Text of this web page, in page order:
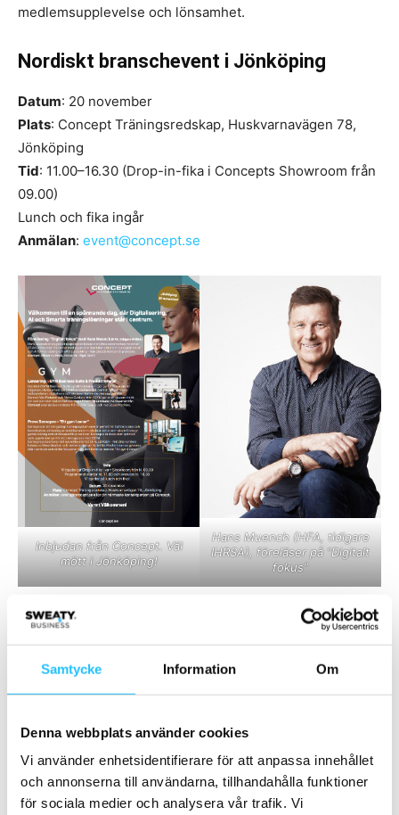
Samtycke Information Om
Denna webbplats använder cookies
Vi använder enhetsidentifierare för att anpassa innehållet
och annonserna till användarna, tillhandahålla funktioner
för sociala medier och analysera vår trafik. Vi
medlemsupplevelse och lönsamhet.
Nordiskt branschevent i Jönköping
Datum: 20 november
Plats: Concept Träningsredskap, Huskvarnavägen 78,
Jönköping
Tid: 11.00–16.30 (Drop-in-fika i Concepts Showroom från
09.00)
Lunch och fika ingår
Anmälan: event@concept.se
Inbjudan från Concept. Väl
mött i Jönköping!
Hans Muench (HFA, tidigare
IHRSA), föreläser på ”Digitalt
fokus”
Fakta: Concept Träningsredskap
Svenska Concept grundades 1993 och är idag en av
Nordens ledande leverantörer av träningsutrustning.
Företaget representerar varumärken som Egym,
exklusiv distributör av Egym i Sverige, Norge och Finland.